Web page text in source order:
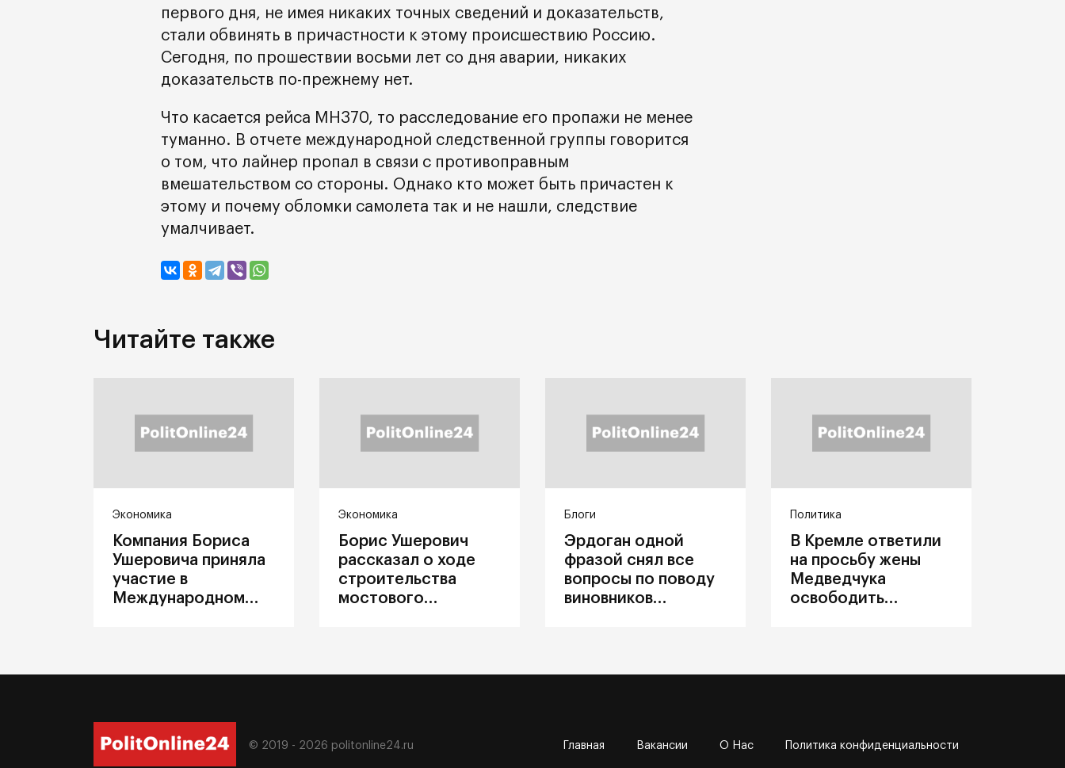
первого дня, не имея никаких точных сведений и доказательств,
стали обвинять в причастности к этому происшествию Россию.
Сегодня, по прошествии восьми лет со дня аварии, никаких
доказательств по-прежнему нет.
Что касается рейса MH370, то расследование его пропажи не менее
туманно. В отчете международной следственной группы говорится
о том, что лайнер пропал в связи с противоправным
вмешательством со стороны. Однако кто может быть причастен к
этому и почему обломки самолета так и не нашли, следствие
умалчивает.
Читайте также
Экономика
Компания Бориса
Ушеровича приняла
участие в
Международном
Экономика
Борис Ушерович
рассказал о ходе
строительства
мостового
Блоги
Эрдоган одной
фразой снял все
вопросы по поводу
виновников
Политика
В Кремле ответили
на просьбу жены
Медведчука
освободить
© 2019 - 2026 politonline24.ru Главная Вакансии О Нас Политика конфиденциальности